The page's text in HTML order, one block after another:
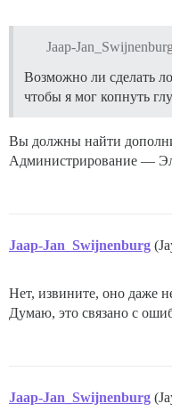
Jaap-
Возможно ли сделать
чтобы я мог копнуть
Вы должны найти
Администрирование —
Jaap-Jan_Swijnenburg
Нет, извините, оно даже
Думаю, это связано с
Jaap-Jan_Swijnenburg